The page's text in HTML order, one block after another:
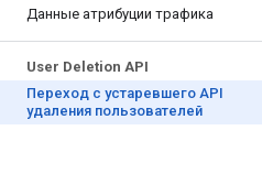
Данные атрибуции трафика
User Deletion API
Переход с устаревшего API
удаления пользователей